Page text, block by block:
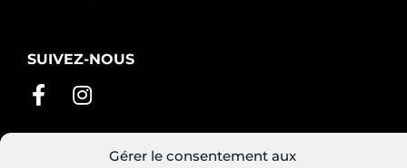
Gérer le consentement aux
SUIVEZ-NOUS